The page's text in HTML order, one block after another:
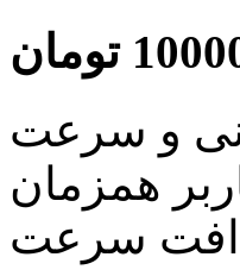
تومان
و سرعت
همزمان
افت سرعت